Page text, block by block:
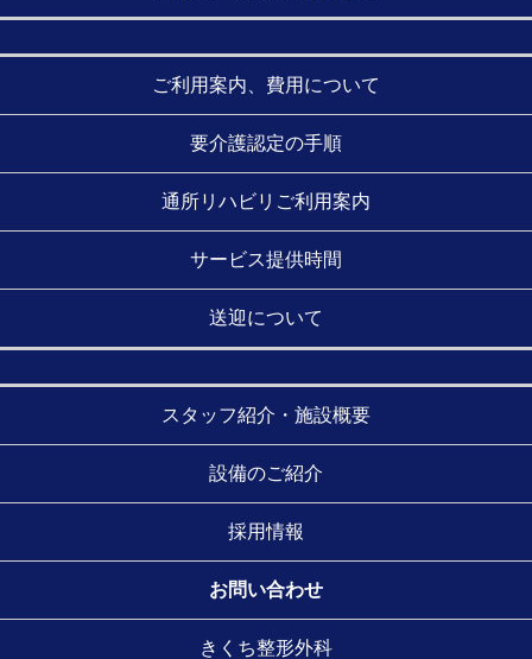
ご利用案内、費用について
要介護認定の手順
通所リハビリご利用案内
サービス提供時間
送迎について
スタッフ紹介・施設概要
設備のご紹介
採用情報
お問い合わせ
きくち整形外科